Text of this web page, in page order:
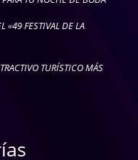
«49 FESTIVAL DE LA
TURÍSTICO MÁS